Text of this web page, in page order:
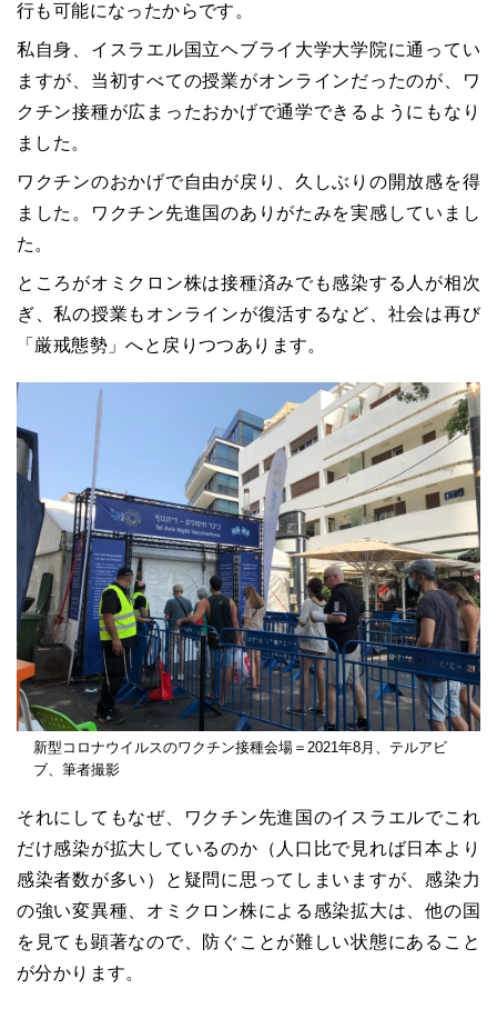
行も可能になったからです。
私自身、イスラエル国立ヘブライ大学大学院に通ってい
ますが、当初すべての授業がオンラインだったのが、ワ
クチン接種が広まったおかげで通学できるようにもなり
ました。
ワクチンのおかげで自由が戻り、久しぶりの開放感を得
ました。ワクチン先進国のありがたみを実感していまし
た。
ところがオミクロン株は接種済みでも感染する人が相次
ぎ、私の授業もオンラインが復活するなど、社会は再び
「厳戒態勢」へと戻りつつあります。
新型コロナウイルスのワクチン接種会場＝2021年8月、テルアビ
ブ、筆者撮影
それにしてもなぜ、ワクチン先進国のイスラエルでこれ
だけ感染が拡大しているのか（人口比で見れば日本より
感染者数が多い）と疑問に思ってしまいますが、感染力
の強い変異種、オミクロン株による感染拡大は、他の国
を見ても顕著なので、防ぐことが難しい状態にあること
が分かります。